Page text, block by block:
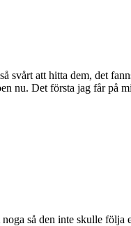
svårt att hitta dem, det
nu. Det första jag får på
så den inte skulle